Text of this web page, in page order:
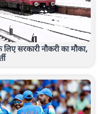
सरकारी नौकरी का मौका,